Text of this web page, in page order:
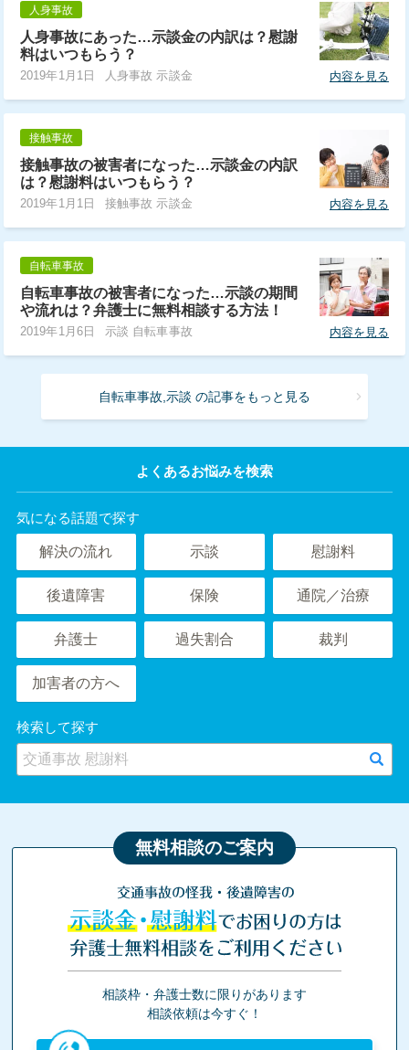
人身事故
人身事故にあった…示談金の内訳は？慰謝
料はいつもらう？
2019年1月1日 人身事故 示談金 内容を見る
接触事故
接触事故の被害者になった…示談金の内訳
は？慰謝料はいつもらう？
2019年1月1日 接触事故 示談金 内容を見る
自転車事故
自転車事故の被害者になった…示談の期間
や流れは？弁護士に無料相談する方法！
2019年1月6日 示談 自転車事故 内容を見る
自転車事故,示談 の記事をもっと見る
よくあるお悩みを検索
気になる話題で探す
解決の流れ 示談 慰謝料
後遺障害 保険 通院／治療
弁護士 過失割合 裁判
加害者の方へ
検索して探す
無料相談のご案内
交通事故の怪我・後遺障害の
示談金・慰謝料でお困りの方は
弁護士無料相談をご利用ください
相談枠・弁護士数に限りがあります
相談依頼は今すぐ！